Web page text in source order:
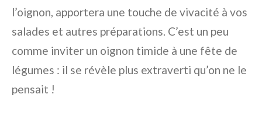
l’oignon, apportera une touche de vivacité à vos
salades et autres préparations. C’est un peu
comme inviter un oignon timide à une fête de
légumes : il se révèle plus extraverti qu’on ne le
pensait !